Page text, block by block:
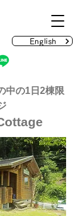
English
中の1日2棟限